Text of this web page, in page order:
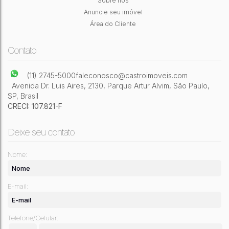
Banheiro(s) 1Sala(s)
Anuncie seu imóvel
Área do Cliente
Contato
(11) 2745-5000faleconosco@castroimoveis.com
Avenida Dr. Luis Aires, 2130, Parque Artur Alvim, São Paulo,
SP, Brasil
CRECI: 107.821-F
Deixe seu contato
Nome:
E-mail:
Telefone/Celular: